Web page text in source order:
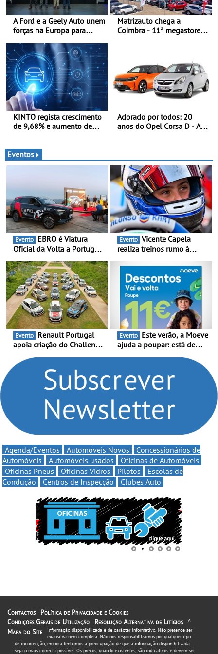
A Ford e a Geely Auto unem
forças na Europa para
multienergia de última
geração em Espanha
Matrizauto chega a
Coimbra - 11ª megastore
KINTO regista crescimento
de 9,68% e aumento de
Adorado por todos: 20
anos do Opel Corsa D - A
Automóvel Britânico, em
Londres
Eventos
Evento
Oficial da Volta a Portugal
presença nacional ao lado
da mítica prova de ciclismo
e leva a sua gama SUV
multi-energia às estradas
de Portugal
Evento
realiza treinos rumo à
Portugal Karting e mira boa
estreia - O Campeonato
Portugal Karting 2026
decorre entre 1 de Março e
6 de Setembro
Evento
apoia criação do Challenge
compromisso com o
automobilismo nacional
continua em 2026
Evento
ajuda a poupar: está de
Volta” com descontos de
Agenda/Eventos Automóveis Novos
Concessionários de
Automóveis
Automóveis usados
Oficinas de Automóveis
Oficinas Pneus
Oficinas Vidros Pilotos
Escolas de
Condução
Centros de Inspecção Clubes Auto
Contactos
Política de Privacidade e Cookies
Condições Gerais de Utilização
Resolução Alternativa de Litígios
Mapa do Site
A
informação disponibilizada é de carácter informativo. Não pretende ser
exaustiva nem completa. Não nos responsabilizamos por qualquer tipo
de incorrecção, embora tenhamos a preocupação de que a informação disponibilizada
seja o mais correcta possível. Os preços, quando existentes, são indicativos e devem ser